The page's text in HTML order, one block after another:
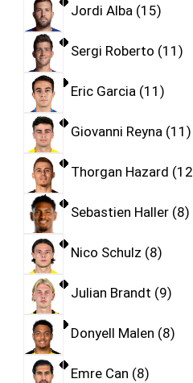
Jordi Alba 15
Sergi Roberto 11
Eric Garcia 11
Giovanni Reyna 11
Thorgan Hazard 12
Sebastien Haller 8
Nico Schulz 8
Julian Brandt 9
Donyell Malen 8
Emre Can 8